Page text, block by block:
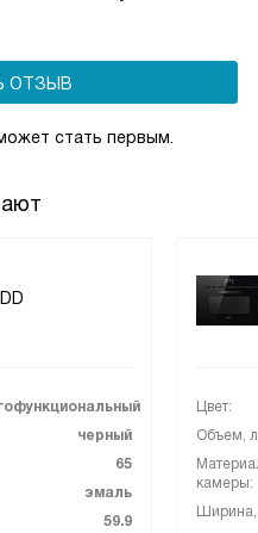
ОТЗЫВ
стать первым.
черный
65
эмаль
59.9
Цвет:
Объем,
камеры: